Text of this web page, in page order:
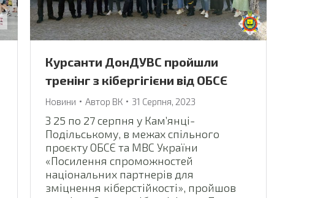
Курсанти ДонДУВС пройшли
тренінг з кібергігієни від ОБСЄ
Новини Автор ВК 31 Серпня, 2023
З 25 по 27 серпня у Кам’янці-
Подільському, в межах спільного
проєкту ОБСЄ та МВС України
«Посилення спроможностей
національних партнерів для
зміцнення кіберстійкості», пройшов